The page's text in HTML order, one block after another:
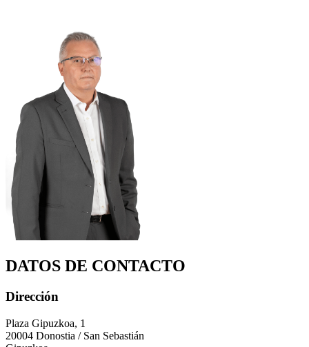
DATOS DE CONTACTO
Dirección
Plaza Gipuzkoa, 1
20004 Donostia / San Sebastián